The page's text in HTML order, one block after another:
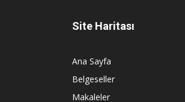
Site Haritası
Ana Sayfa
Belgeseller
Makaleler